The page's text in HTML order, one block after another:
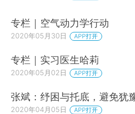
专栏｜空气动力学行动
2020年05月30日 APP打开
专栏｜实习医生哈莉
2020年05月02日 APP打开
张斌：纾困与托底，避免犹
2020年04月05日 APP打开